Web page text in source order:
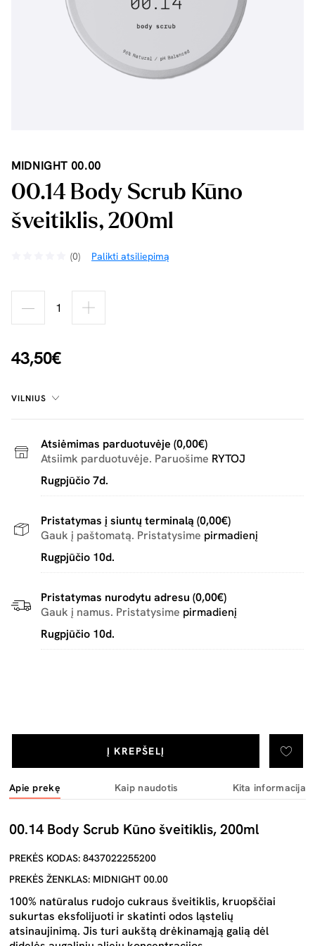
MIDNIGHT 00.00
00.14 Body Scrub Kūno
šveitiklis, 200ml
(0) Palikti atsiliepimą
43,50€
Į KREPŠELĮ
VILNIUS
Atsiėmimas parduotuvėje (0,00€)
Atsiimk parduotuvėje. Paruošime RYTOJ
Rugpjūčio 7d.
Pristatymas į siuntų terminalą (0,00€)
Gauk į paštomatą. Pristatysime pirmadienį
Rugpjūčio 10d.
Pristatymas nurodytu adresu (0,00€)
Gauk į namus. Pristatysime pirmadienį
Rugpjūčio 10d.
Apie prekę Kaip naudotis Kita informacija
00.14 Body Scrub Kūno šveitiklis, 200ml
PREKĖS KODAS: 8437022255200
PREKĖS ŽENKLAS: MIDNIGHT 00.00
100% natūralus rudojo cukraus šveitiklis, kruopščiai
sukurtas eksfolijuoti ir skatinti odos ląstelių
atsinaujinimą. Jis turi aukštą drėkinamąją galią dėl